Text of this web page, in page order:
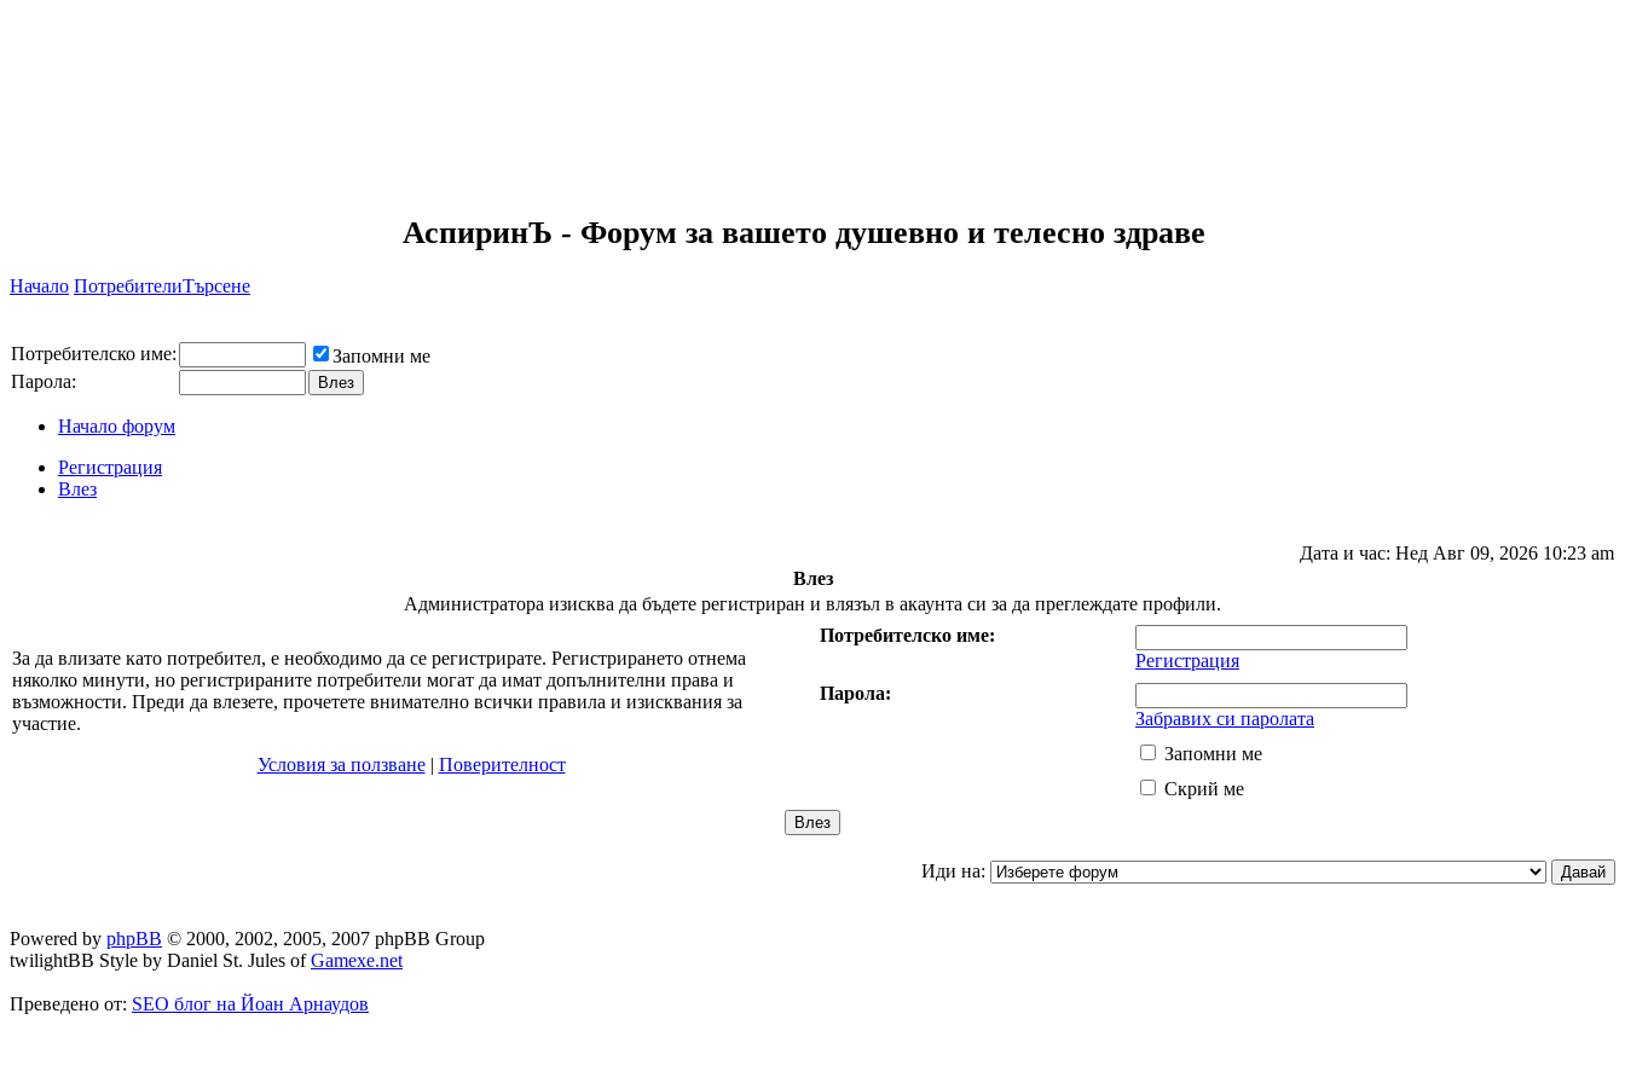
АспиринЪ - Форум за вашето душевно и телесно здраве
Начало ПотребителиТърсене
Потребителско име:
Запомни ме
Парола:
Начало форум
Регистрация
Влез
Дата и час: Нед Авг 09, 2026 10:23 am
Влез
Администратора изисква да бъдете регистриран и влязъл в акаунта си за да преглеждате профили.
За да влизате като потребител, е необходимо да се регистрирате. Регистрирането отнема
няколко минути, но регистрираните потребители могат да имат допълнителни права и
възможности. Преди да влезете, прочетете внимателно всички правила и изисквания за
участие.
Условия за ползване| Поверителност
Потребителско име:
Регистрация
Парола:
Забравих си паролата
Запомни ме
Скрий ме
Иди на:
Powered by phpBB © 2000, 2002, 2005, 2007 phpBB Group
twilightBB Style by Daniel St. Jules ofGamexe.net
Преведено от: SEO блог на Йоан Арнаудов